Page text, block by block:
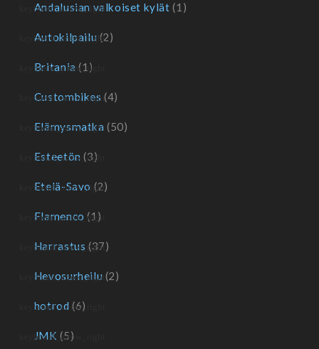
Andalusian valkoiset kylät (1)
Autokilpailu (2)
Britania (1)
Custombikes (4)
Elämysmatka (50)
Esteetön (3)
Etelä-Savo (2)
Flamenco (1)
Harrastus (37)
Hevosurheilu (2)
hotrod (6)
JMK (5)